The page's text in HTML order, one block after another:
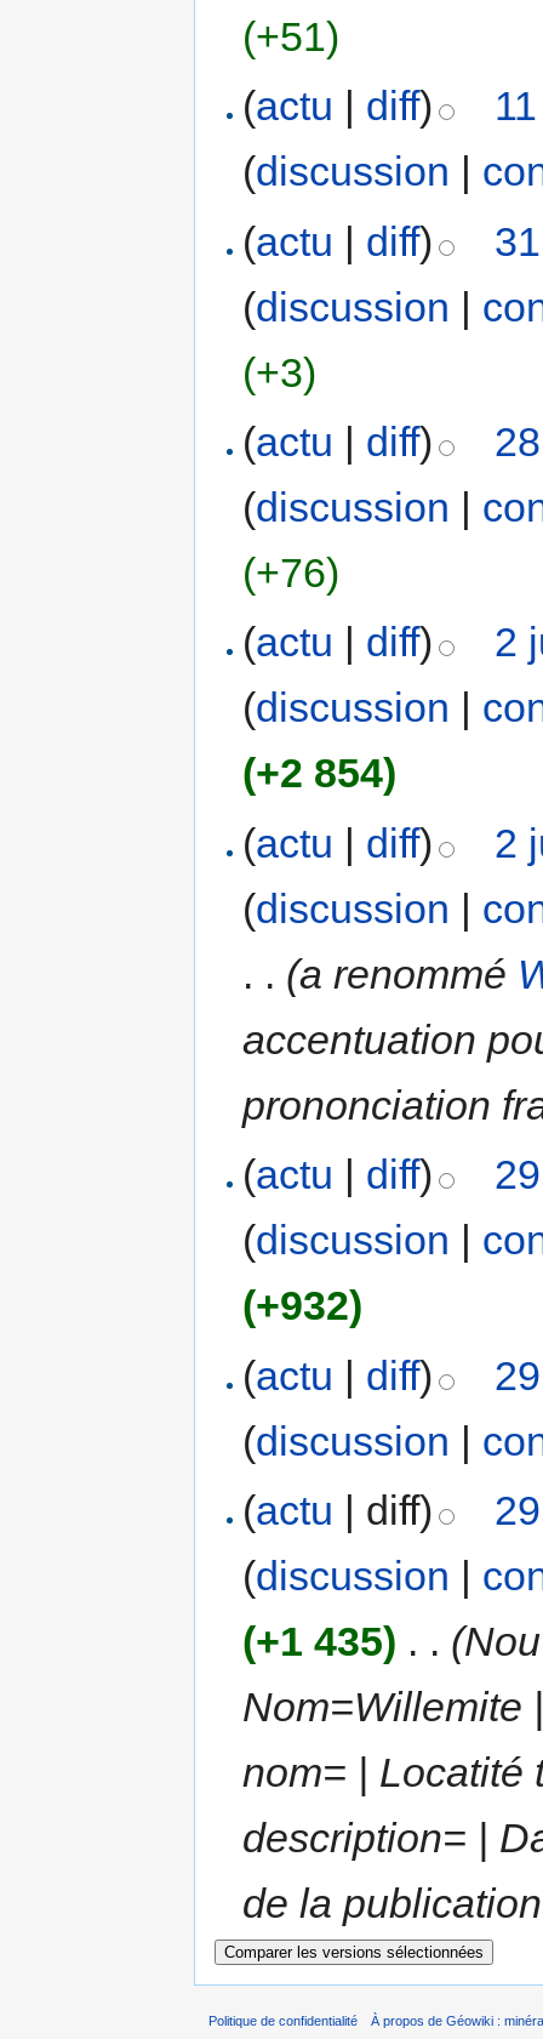
(+51)
(actu | diff)
(discussion |
(actu | diff)
(discussion |
(+3)
(actu | diff)
(discussion |
(+76)
(actu diff)
2
(discussion
(+2 854)
(actu | diff)
2
(discussion |
. . (a renommé
accentuation
prononciation
(actu | diff)
(discussion |
(+932)
(actu | diff)
(discussion |
(actu | diff)
(discussion |
(+1 435) . .
Nom=Willemite
nom= | Locatité
description= |
de la
Politique de confidentialité À propos de Géowiki :